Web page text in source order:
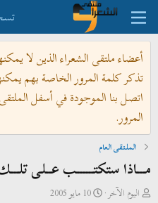
أعضاء ملتقى الشعراء الذين لا
تذكر كلمة المرور الخاصة بهم
اتصل بنا الموجودة في أسفل
المرور.
الملتقى العام
مـــاذا ستكتــــــب عــلى
باليوم الآخر
ت10 مايو 2005